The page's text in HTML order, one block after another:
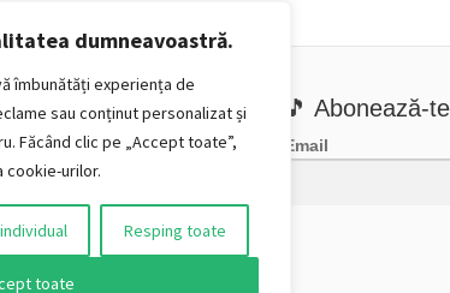
dumneavoastră.
îmbunătăți experiența de
sau conținut personalizat și
Făcând clic pe „Accept toate”,
cookie-urilor.
Resping toate
toate
și retur
🎵 Abonează-
Email